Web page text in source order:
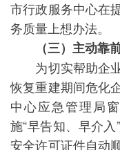
市行政服务中心在
务质量上想办法。
（三）主动靠
为切实帮助企业
恢复重建期间危化
中心应急管理局
施“早告知、早介
安全许可证件自动